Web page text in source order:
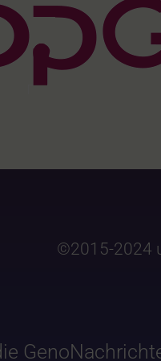
©2015-2024